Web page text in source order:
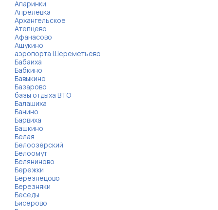
Апаринки
Апрелевка
Архангельское
Атепцево
Афанасово
Ашукино
аэропорта Шереметьево
Бабаиха
Бабкино
Бавыкино
Базарово
базы отдыха ВТО
Балашиха
Банино
Барвиха
Башкино
Белая
Белоозёрский
Белоомут
Беляниново
Бережки
Березнецово
Березняки
Беседы
Бисерово